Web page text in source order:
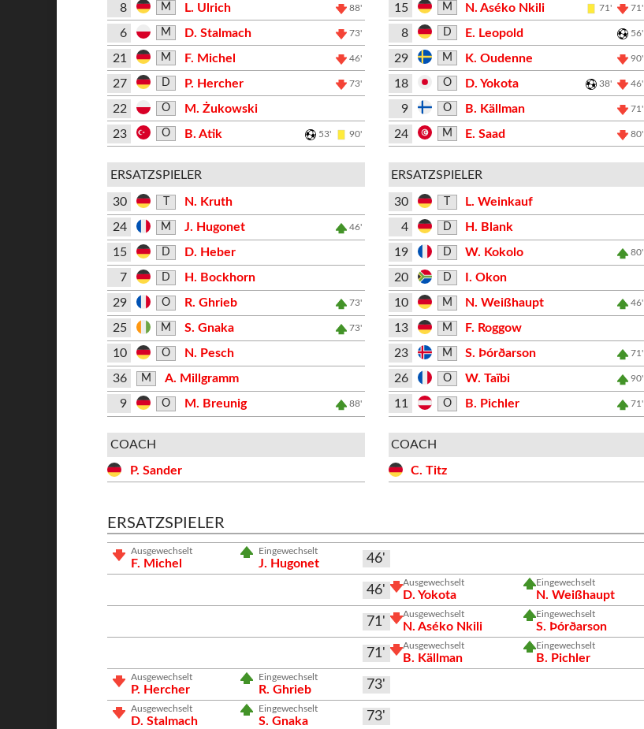
8
M L. Ulrich 88'
6 M D. Stalmach 73'
21 M F. Michel 46'
27 D P. Hercher 73'
22 O
M. Żukowski
23
O B. Atik 53' 90'
ERSATZSPIELER
30
N. Kruth
24
M J. Hugonet 46'
15 D
D. Heber
7
D
H. Bockhorn
29
O R. Ghrieb 73'
25 M S. Gnaka 73'
10 O
N. Pesch
36
M
A. Millgramm
9
O M. Breunig 88'
COACH
P. Sander
15 M N. Aséko Nkili 71' 71'
8 D E. Leopold 56'
29 M K. Oudenne 90'
18 O D. Yokota 38' 46'
9 O B. Källman 71'
24 M E. Saad 80'
ERSATZSPIELER
30
L. Weinkauf
4
D
H. Blank
19
D W. Kokolo 80'
20 D
I. Okon
10
M N. Weißhaupt 46'
13 M
F. Roggow
23
M S. Þórðarson 71'
26 O W. Taïbi 90'
11 O B. Pichler 71'
COACH
C. Titz
ERSATZSPIELER
Ausgewechselt
F. Michel
Eingewechselt
J. Hugonet 46'
46'
Ausgewechselt
D. Yokota
Eingewechselt
N. Weißhaupt
71'
Ausgewechselt
N. Aséko Nkili
Eingewechselt
S. Þórðarson
71'
Ausgewechselt
B. Källman
Eingewechselt
B. Pichler
Ausgewechselt
P. Hercher
Eingewechselt
R. Ghrieb 73'
Ausgewechselt
D. Stalmach
Eingewechselt
S. Gnaka 73'